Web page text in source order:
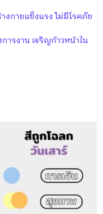
งกายแข็งแรง ไม่มีโรคภัย
การงาน เจริญก้าวหน้าใน